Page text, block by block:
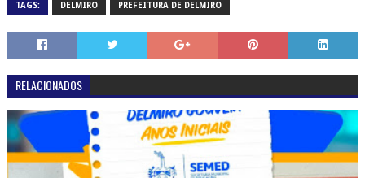
TAGS: DELMIRO PREFEITURA DE DELMIRO
RELACIONADOS